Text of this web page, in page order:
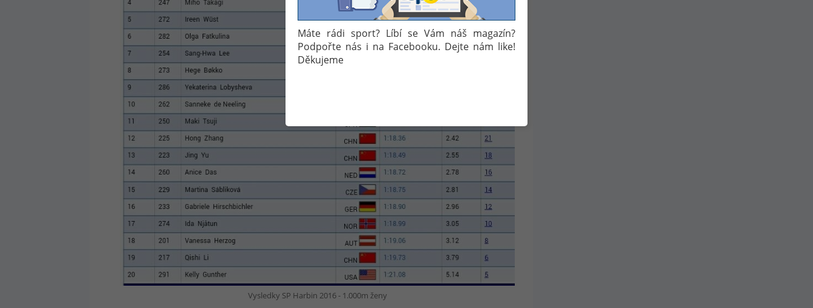
Vysledky SP Harbin 2016 - 1.000m ženy
Máte rádi sport? Líbí se Vám náš magazín?
Podpořte nás i na Facebooku. Dejte nám like!
Děkujeme